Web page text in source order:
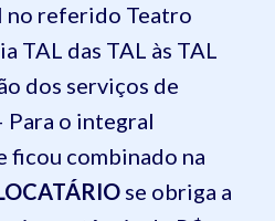
no referido Teatro
TAL das TAL às TAL
dos serviços de
Para o integral
ficou combinado na
se obriga a